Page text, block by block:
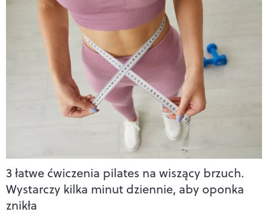
3 łatwe ćwiczenia pilates na wiszący brzuch.
Wystarczy kilka minut dziennie, aby oponka
znikła